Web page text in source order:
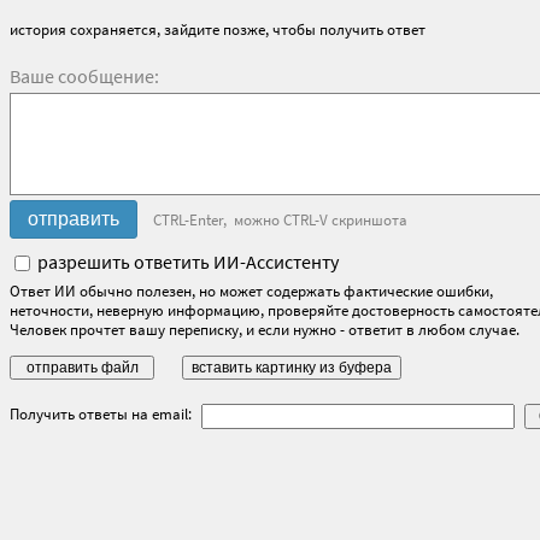
история сохраняется, зайдите позже, чтобы получить ответ
Ваше сообщение:
CTRL-Enter, можно CTRL-V скриншота
разрешить ответить ИИ-Ассистенту
Ответ ИИ обычно полезен, но может содержать фактические ошибки,
неточности, неверную информацию, проверяйте достоверность
Человек прочтет вашу переписку, и если нужно - ответит в любом случае.
Получить ответы на email: